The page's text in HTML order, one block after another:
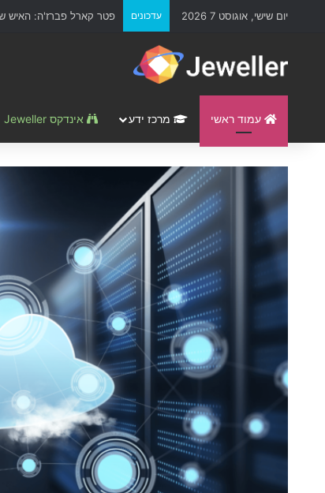
יום שישי, אוגוסט 7 2026 עדכונים עליית מחירי הזהב ב-2025: מה עומד מאחורי השיא ההיסטורי ואיך זה משפיע על עולם התכשיטים?
עמוד ראשי מרכז ידע אינדקס Jeweller